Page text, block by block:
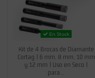
En Stock
Kit de 4 Brocas de Diamante
Cortag | 6 mm, 8 mm, 10 mm
y 12 mm | Uso en Seco |
para...